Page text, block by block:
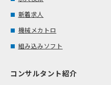
新着求人
機械メカトロ
組み込みソフト
コンサルタント紹介